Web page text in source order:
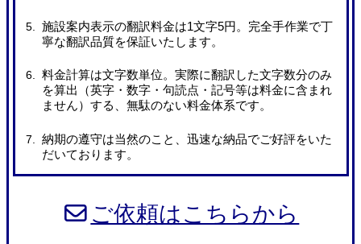
施設案内表示の翻訳料金は1文字5円。完全手作業で丁
寧な翻訳品質を保証いたします。
料金計算は文字数単位。実際に翻訳した文字数分のみ
を算出（英字・数字・句読点・記号等は料金に含まれ
ません）する、無駄のない料金体系です。
納期の遵守は当然のこと、迅速な納品でご好評をいた
だいております。
ご依頼はこちらから